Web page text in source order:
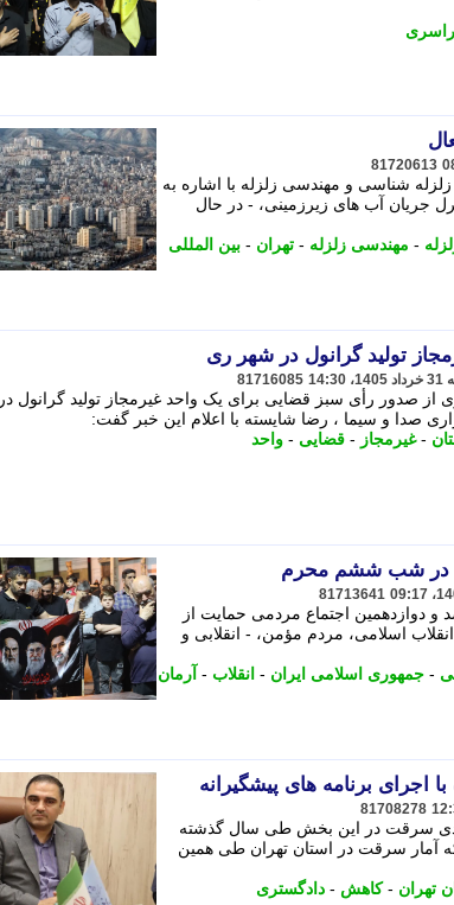
81720613
شناسی و مهندسی زلزله با اشاره به
جریان آب های زیرزمینی، - در ﺣﺎل
- مهندسی زلزله - تهران - بین المللی
تولید گرانول در شهر ری
81716085
صدور رأی سبز قضایی برای یک واحد غیرمجاز تولید گرانول
صدا و سیما ، رضا شایسته با اعلام این خبر گفت:
-غیرمجاز - قضایی - واحد
در شب ششم محرم
81713641
دوازدهمین اجتماع مردمی حمایت از
اسلامی، مردم مؤمن، - انقلابی و
- جمهوری اسلامی ایران - انقلاب - آرمان
81708278
بخش کهریزک از کاهش 26 درصدی سرقت در این بخش طی سال گذشته
آمار سرقت در استان تهران طی همین
تهران -کاهش - دادگستری